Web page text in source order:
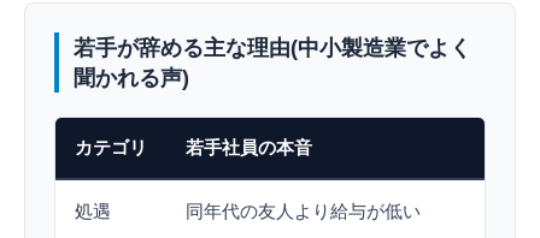
若手が辞める主な理由(中小製造業でよく
聞かれる声)
カテゴリ 若手社員の本音
処遇 同年代の友人より給与が低い